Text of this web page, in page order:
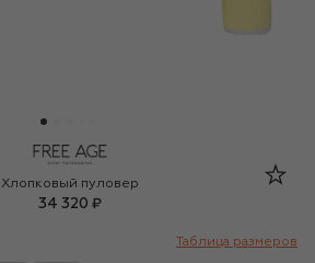
Freeage
Хлопковый пуловер
34 320 ₽
Таблица размеров